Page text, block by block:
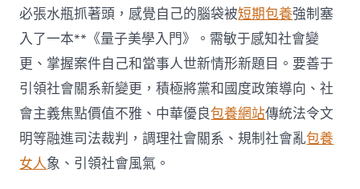
必張水瓶抓著頭，感覺自己的腦袋被短期包養強制塞
入了一本**《量子美學入門》。需敏于感知社會變
更、掌握案件自己和當事人世新情形新題目。要善于
引領社會關系新變更，積極將黨和國度政策導向、社
會主義焦點價值不雅、中華優良包養網站傳統法令文
明等融進司法裁判，調理社會關系、規制社會亂包養
女人象、引領社會風氣。